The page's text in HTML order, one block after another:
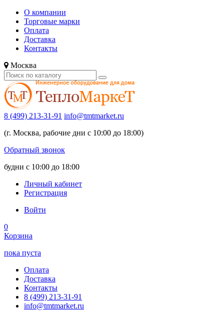
О компании
Торговые марки
Оплата
Доставка
Контакты
Москва
8 (499) 213-31-91 info@tmtmarket.ru
(г. Москва, рабочие дни с 10:00 до 18:00)
Обратный звонок
будни с 10:00 до 18:00
Личный кабинет
Регистрация
Войти
0
Корзина
пока пуста
Оплата
Доставка
Контакты
8 (499) 213-31-91
info@tmtmarket.ru